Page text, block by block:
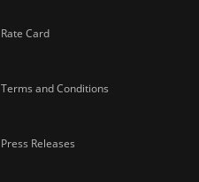
Rate Card
Terms and Conditions
Press Releases